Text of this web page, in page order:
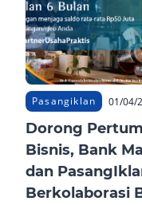
Pasangiklan 01/04/
Dorong
Bisnis, Bank
dan
Berkolaborasi